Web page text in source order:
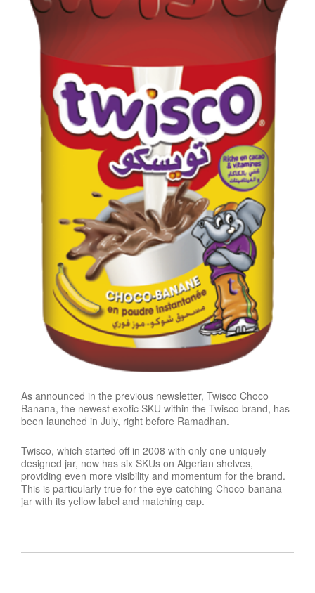
As announced in the previous newsletter, Twisco Choco
Banana, the newest exotic SKU within the Twisco brand, has
been launched in July, right before Ramadhan.
Twisco, which started off in 2008 with only one uniquely
designed jar, now has six SKUs on Algerian shelves,
providing even more visibility and momentum for the brand.
This is particularly true for the eye-catching Choco-banana
jar with its yellow label and matching cap.